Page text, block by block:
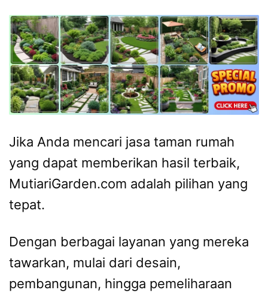
Jika Anda mencari jasa taman rumah
yang dapat memberikan hasil terbaik,
MutiariGarden.com adalah pilihan yang
tepat.
Dengan berbagai layanan yang mereka
tawarkan, mulai dari desain,
pembangunan, hingga pemeliharaan